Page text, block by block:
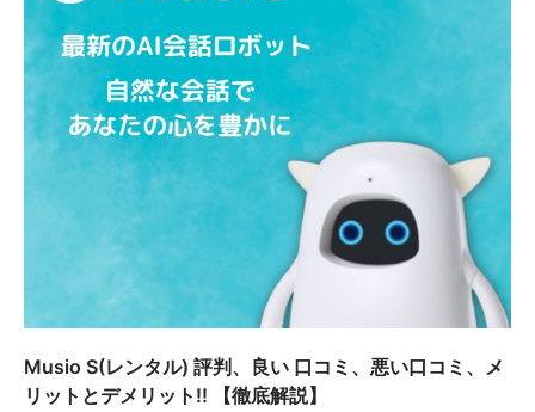
Musio S(レンタル) 評判、良い 口コミ、悪い口コミ、メ
リットとデメリット!! 【徹底解説】